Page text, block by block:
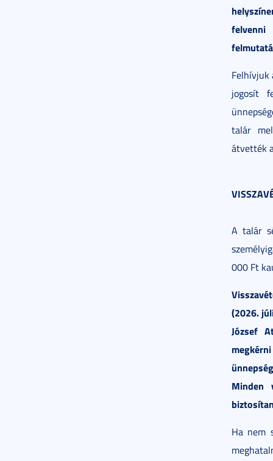
Felhívjuk
jogosít
talár
átvették
A talár
000 Ft
(2026.
József
Minden
Ha nem